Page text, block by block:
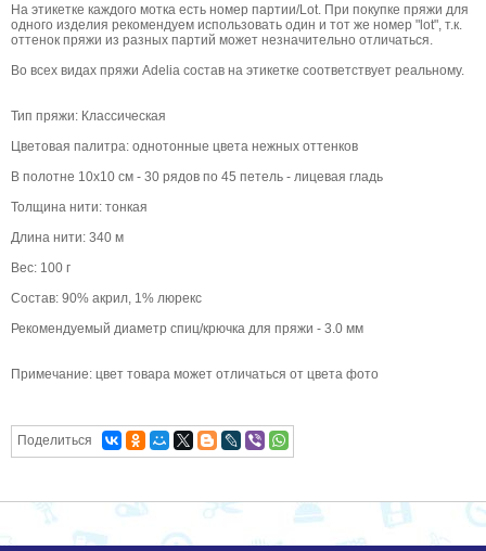
На этикетке каждого мотка есть номер партии/Lot. При покупке пряжи для
одного изделия рекомендуем использовать один и тот же номер "lot", т.к.
оттенок пряжи из разных партий может незначительно отличаться.
Во всех видах пряжи Adelia состав на этикетке соответствует реальному.
Тип пряжи: Классическая
Цветовая палитра: однотонные цвета нежных оттенков
В полотне 10х10 см - 30 рядов по 45 петель - лицевая гладь
Толщина нити: тонкая
Длина нити: 340 м
Вес: 100 г
Состав: 90% акрил, 1% люрекс
Рекомендуемый диаметр спиц/крючка для пряжи - 3.0 мм
Примечание: цвет товара может отличаться от цвета фото
Поделиться